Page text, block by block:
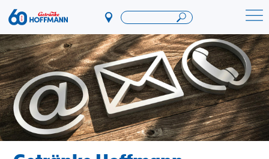
Direkt
zum
Inhalt
Startseite Getränke Hoffmann